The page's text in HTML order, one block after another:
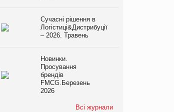
Сучасні рішення в
Логістиці&Дистрибуції
– 2026. Травень
Новинки.
Просування
брендів
FMCG.Березень
2026
Всі журнали